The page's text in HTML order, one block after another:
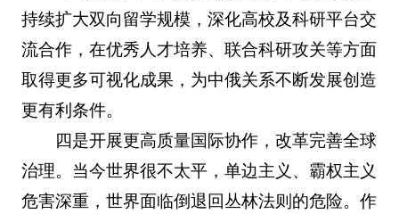
持续扩大双向留学规模，深化高校及科研平台交
流合作，在优秀人才培养、联合科研攻关等方面
取得更多可视化成果，为中俄关系不断发展创造
更有利条件。
四是开展更高质量国际协作，改革完善全球
治理。当今世界很不太平，单边主义、霸权主义
危害深重，世界面临倒退回丛林法则的危险。作